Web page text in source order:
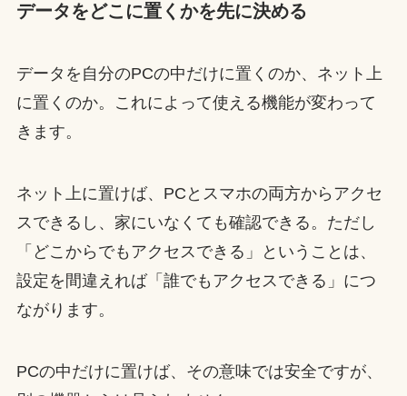
データをどこに置くかを先に決める
データを自分のPCの中だけに置くのか、ネット上
に置くのか。これによって使える機能が変わって
きます。
ネット上に置けば、PCとスマホの両方からアクセ
スできるし、家にいなくても確認できる。ただし
「どこからでもアクセスできる」ということは、
設定を間違えれば「誰でもアクセスできる」につ
ながります。
PCの中だけに置けば、その意味では安全ですが、